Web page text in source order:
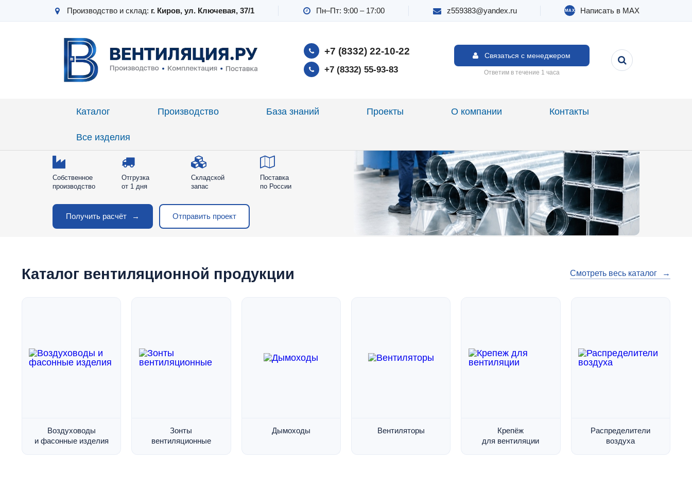
Производство и склад: г. Киров, ул. Ключевая, 37/1 Пн–Пт: 9:00 – 17:00 z559383@yandex.ru MAX Написать в MAX
+7 (8332) 22‑10-22
+7 (8332) 55-93-83
Связаться с менеджером
Ответим в течение 1 часа
Каталог Производство База знаний Проекты О компании Контакты
Все изделия
Производство воздуховодов и
вентиляционных изделий в
Кирове
Изготавливаем круглые и прямоугольные воздуховоды, фасонные изделия и
поставляем по всей России.
Собственное
производство
Отгрузка
от 1 дня
Складской
запас
Поставка
по России
Получить расчёт → Отправить проект
Каталог вентиляционной продукции Смотреть весь каталог →
Воздуховоды
и фасонные изделия
Зонты
вентиляционные
Дымоходы Вентиляторы
Крепёж
для вентиляции
Распределители
воздуха